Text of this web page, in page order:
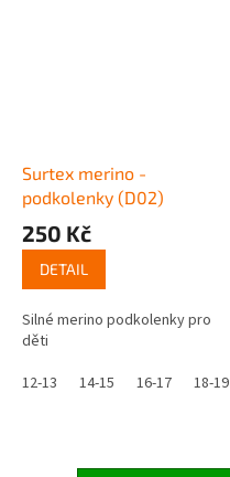
Surtex merino -
podkolenky (D02)
250 Kč
DETAIL
Silné merino podkolenky pro
děti
12-13
14-15 16-17 18-19